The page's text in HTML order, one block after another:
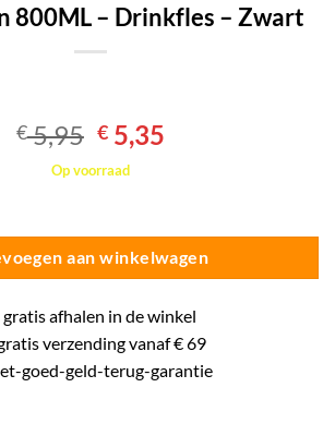
800ML – Drinkfles – Zwart
€5,95 Oorspronkelijke
prijs
was:
€ 5,35
Op voorraad
aan winkelwagen
gratisafhalen in de winkel
verzending vanaf € 69
goed-geld-terug-garantie